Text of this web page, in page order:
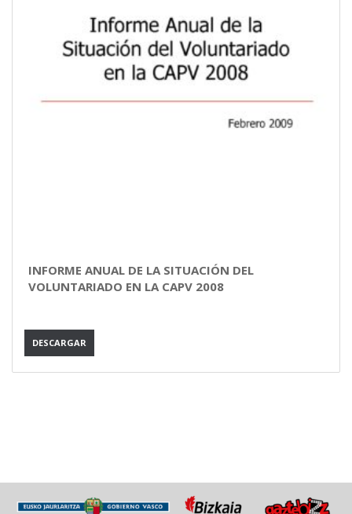
INFORME ANUAL DE LA SITUACIÓN DEL
VOLUNTARIADO EN LA CAPV 2008
DESCARGAR